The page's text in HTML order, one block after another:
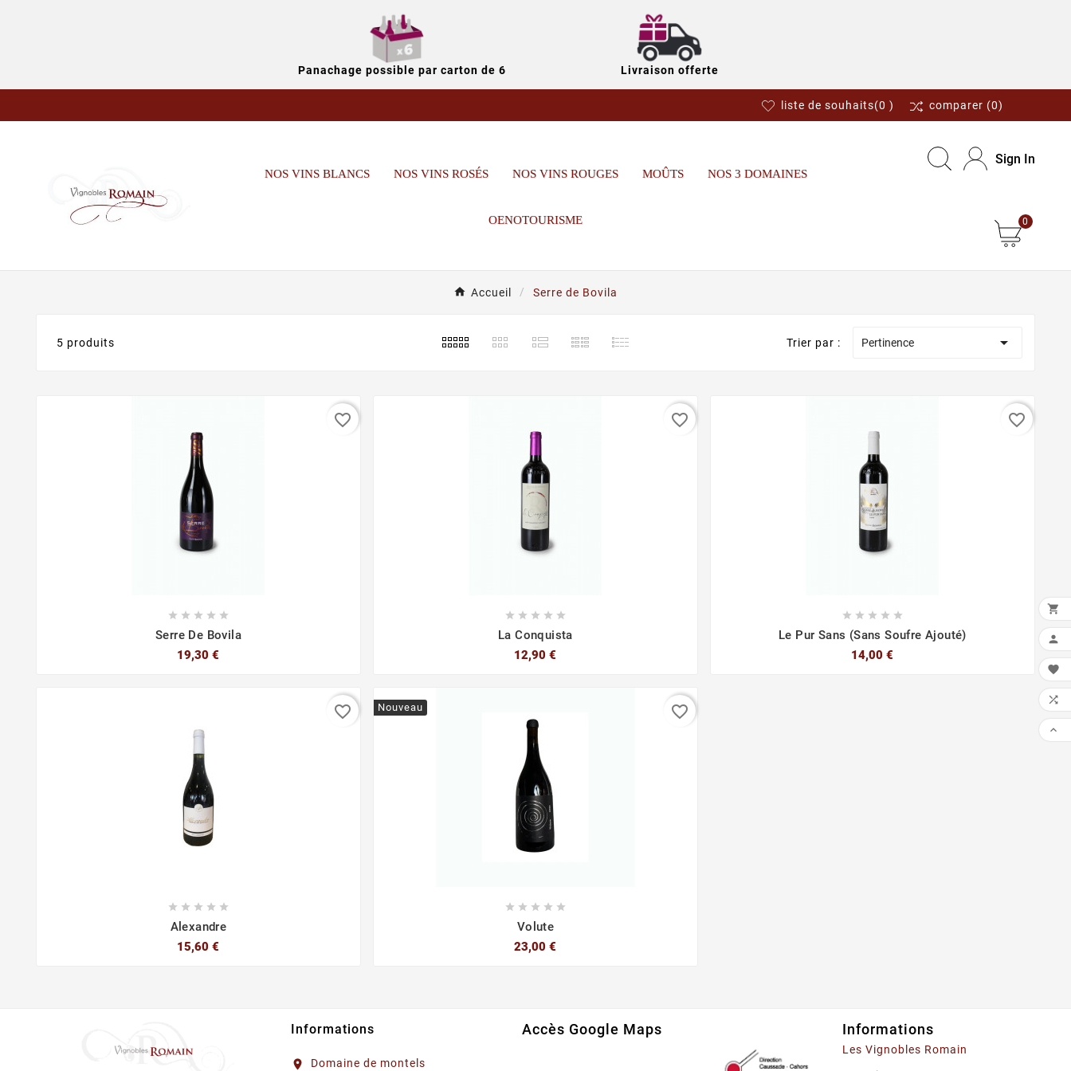
Panachage possible par carton de 6 Livraison offerte
liste de souhaits(0 ) comparer (0)
NOS VINS BLANCS NOS VINS ROSÉS NOS VINS ROUGES MOÛTS NOS 3 DOMAINES
OENOTOURISME
Sign In
0
Accueil Serre de Bovila
5 produits Trier par : Pertinence 
    
Serre De Bovila
19,30 €
favorite_border
    
La Conquista
12,90 €
favorite_border
    
Le Pur Sans (sans Soufre Ajouté)
14,00 €
favorite_border
    
Alexandre
15,60 €
favorite_border Nouveau
    
Volute
23,00 €
favorite_border
Informations
location_on Domaine de montels
Accès Google Maps Informations
Les Vignobles Romain




